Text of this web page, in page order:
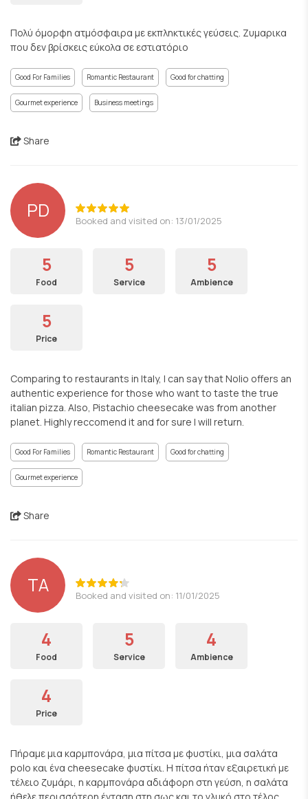
Πολύ όμορφη ατμόσφαιρα με εκπληκτικές γεύσεις. Ζυμαρικα
που δεν βρίσκεις εύκολα σε εστιατόριο
Good For Families Romantic Restaurant Good for chatting
Gourmet experience Business meetings
Share
PD Booked and visited on: 13/01/2025
5
Food
5
Service
5
Ambience
5
Price
Comparing to restaurants in Italy, I can say that Nolio offers an
authentic experience for those who want to taste the true
italian pizza. Also, Pistachio cheesecake was from another
planet. Highly reccomend it and for sure I will return.
Good For Families Romantic Restaurant Good for chatting
Gourmet experience
Share
ΤΑ Booked and visited on: 11/01/2025
4
Food
5
Service
4
Ambience
4
Price
Πήραμε μια καρμπονάρα, μια πίτσα με φυστίκι, μια σαλάτα
polo και ένα cheesecake φυστίκι. Η πίτσα ήταν εξαιρετική με
τέλειο ζυμάρι, η καρμπονάρα αδιάφορη στη γεύση, η σαλάτα